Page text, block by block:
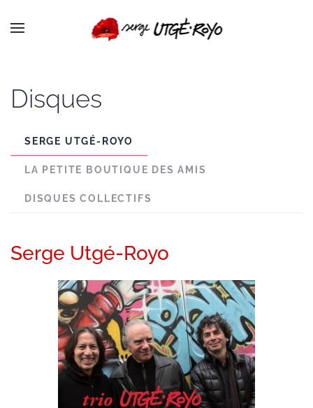
Passer au contenu principal
Disques
SERGE UTGÉ-ROYO
LA PETITE BOUTIQUE DES AMIS
DISQUES COLLECTIFS
Serge Utgé-Royo